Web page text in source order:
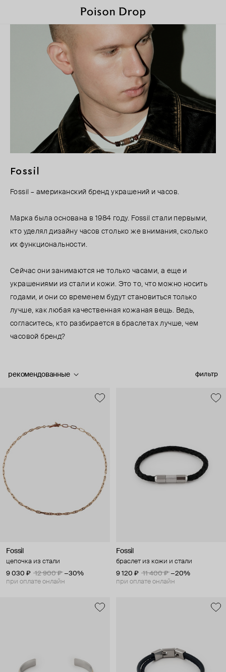
Fossil
Fossil – американский бренд украшений и часов.
Марка была основана в 1984 году. Fossil стали первыми,
кто уделял дизайну часов столько же внимания, сколько
их функциональности.
Сейчас они занимаются не только часами, а еще и
украшениями из стали и кожи. Это то, что можно носить
годами, и они со временем будут становиться только
лучше, как любая качественная кожаная вещь. Ведь,
согласитесь, кто разбирается в браслетах лучше, чем
часовой бренд?
фильтр
рекомендованные
Fossil
цепочка из стали
9 030 ₽
12 900 ₽ −30%
при оплате онлайн
Fossil
браслет из кожи и стали
9 120 ₽
11 400 ₽ −20%
при оплате онлайн